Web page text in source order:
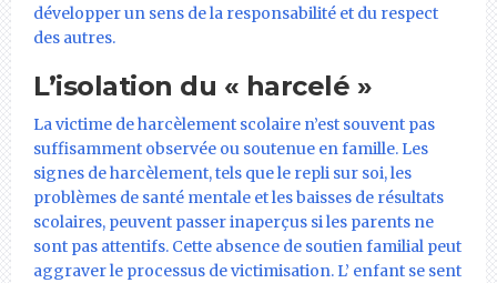
développer un sens de la responsabilité et du respect
des autres.
L’isolation du « harcelé »
La victime de harcèlement scolaire n’est souvent pas
suffisamment observée ou soutenue en famille. Les
signes de harcèlement, tels que le repli sur soi, les
problèmes de santé mentale et les baisses de résultats
scolaires, peuvent passer inaperçus si les parents ne
sont pas attentifs. Cette absence de soutien familial peut
aggraver le processus de victimisation. L’ enfant se sent